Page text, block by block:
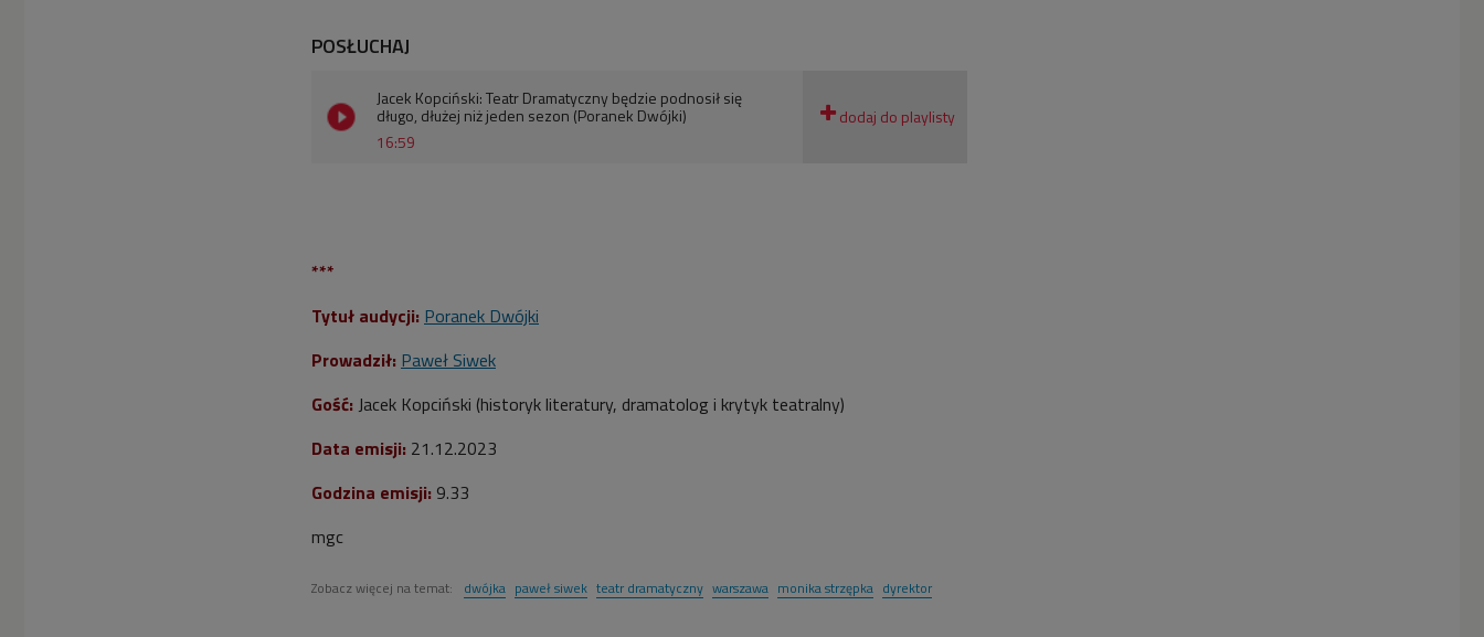
POSŁUCHAJ
16:59
Jacek Kopciński: Teatr Dramatyczny będzie podnosił się
długo, dłużej niż jeden sezon (Poranek Dwójki)
***
Tytuł audycji: Poranek Dwójki
Prowadził: Paweł Siwek
Gość: Jacek Kopciński (historyk literatury, dramatolog i krytyk teatralny)
Data emisji: 21.12.2023
Godzina emisji: 9.33
mgc
Zobacz więcej na temat: dwójka paweł siwek teatr dramatyczny warszawa monika strzępka dyrektor